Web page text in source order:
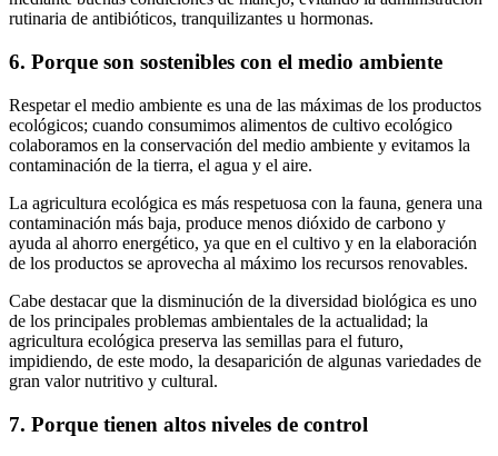
rutinaria de antibióticos, tranquilizantes u hormonas.
6. Porque son sostenibles con el medio ambiente
Respetar el medio ambiente es una de las máximas de los productos
ecológicos; cuando consumimos alimentos de cultivo ecológico
colaboramos en la conservación del medio ambiente y evitamos la
contaminación de la tierra, el agua y el aire.
La agricultura ecológica es más respetuosa con la fauna, genera una
contaminación más baja, produce menos dióxido de carbono y
ayuda al ahorro energético, ya que en el cultivo y en la elaboración
de los productos se aprovecha al máximo los recursos renovables.
Cabe destacar que la disminución de la diversidad biológica es uno
de los principales problemas ambientales de la actualidad; la
agricultura ecológica preserva las semillas para el futuro,
impidiendo, de este modo, la desaparición de algunas variedades de
gran valor nutritivo y cultural.
7. Porque tienen altos niveles de control